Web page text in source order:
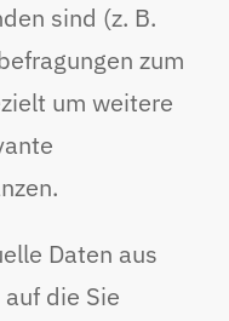
sind (z. B.
zum
um weitere
Daten aus
die Sie